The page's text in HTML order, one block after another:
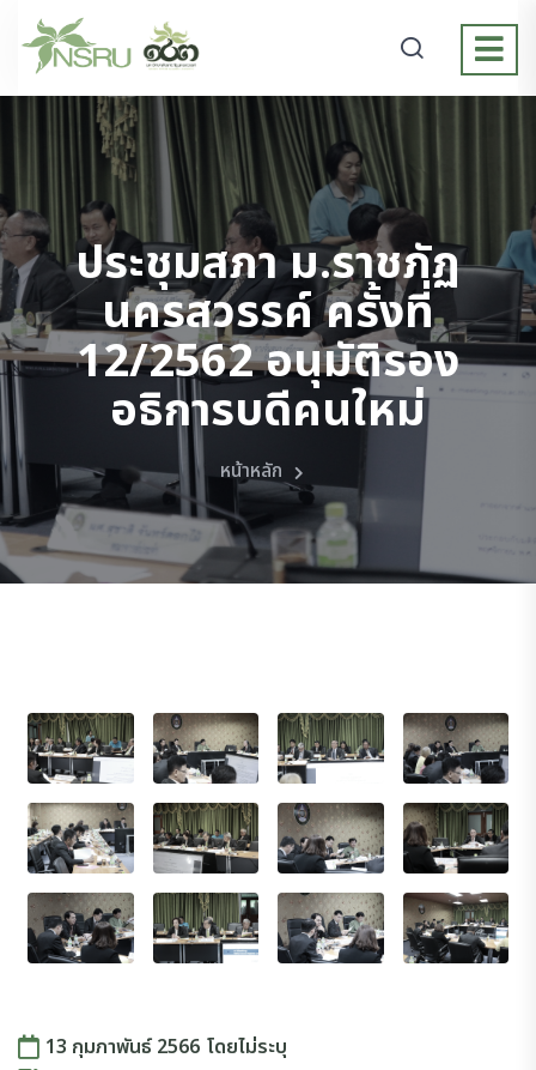
ประชุมสภา ม.ราชภัฏ
นครสวรรค์ ครั้งที่
12/2562 อนุมัติรอง
อธิการบดีคนใหม่
หน้าหลัก
13 กุมภาพันธ์ 2566 โดยไม่ระบุ